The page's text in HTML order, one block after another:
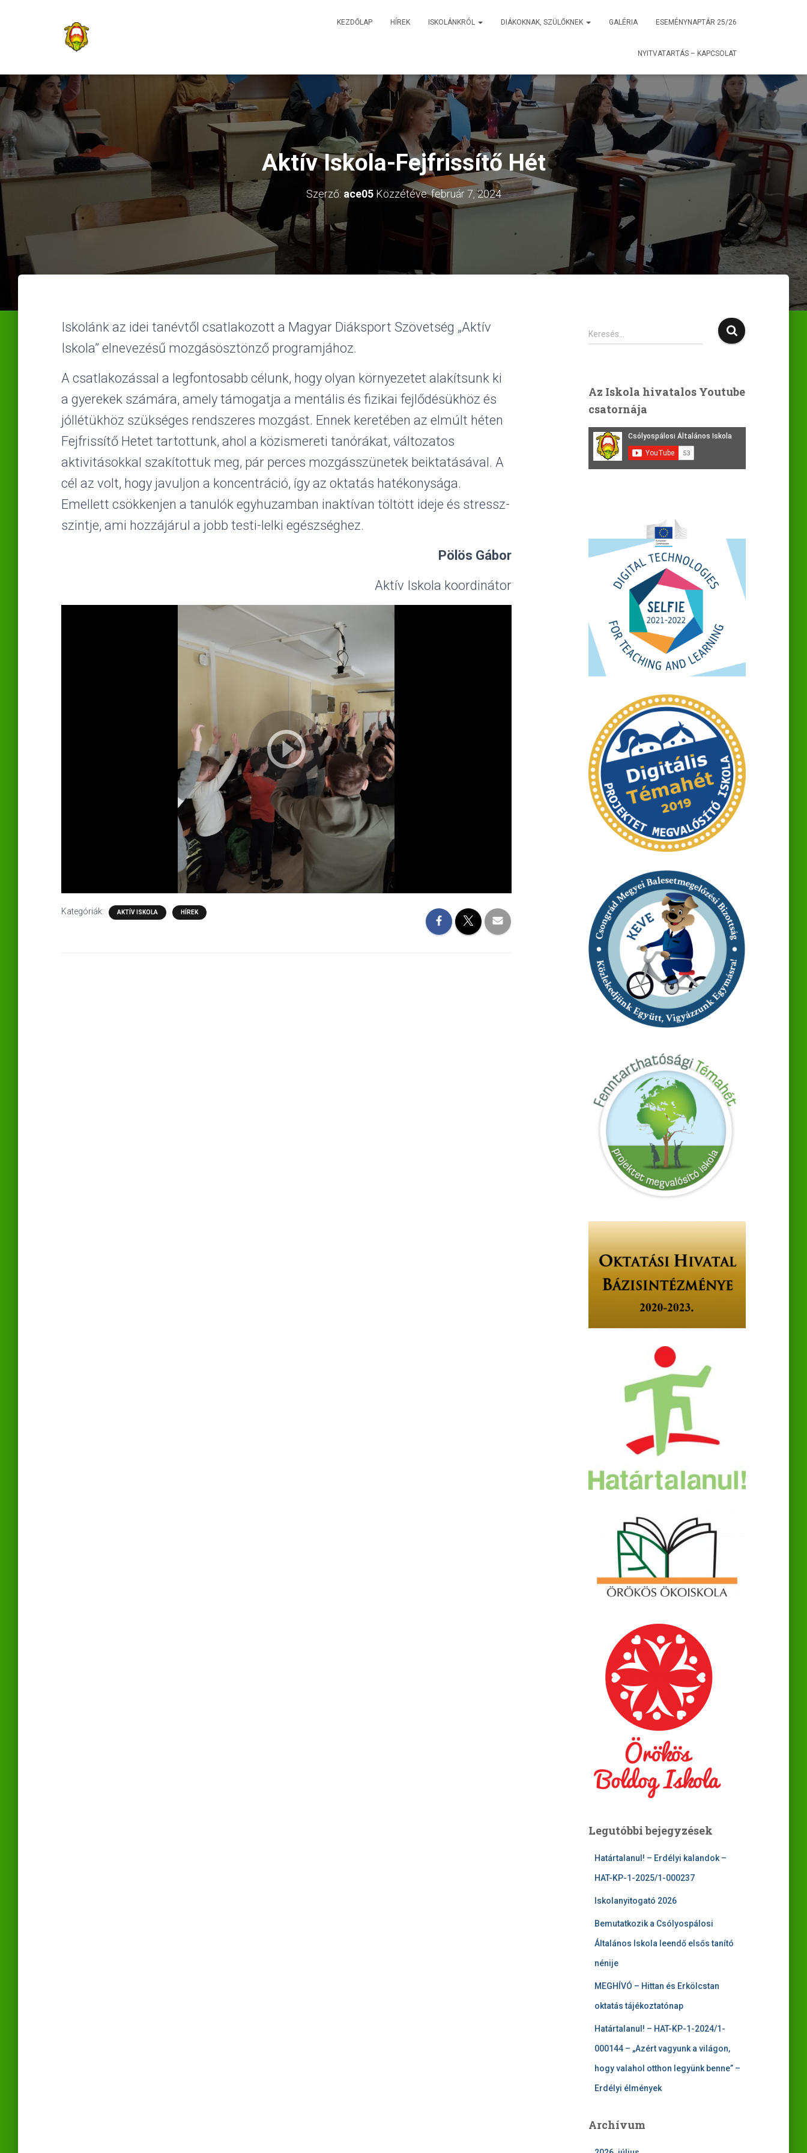
KEZDŐLAP HÍREK ISKOLÁNKRÓL DIÁKOKNAK, SZÜLŐKNEK GALÉRIA ESEMÉNYNAPTÁR 25/26
NYITVATARTÁS – KAPCSOLAT
Aktív Iskola-Fejfrissítő Hét
Szerző: ace05Közzétéve:február 7, 2024
Iskolánk az idei tanévtől csatlakozott a Magyar Diáksport Szövetség „Aktív
Iskola” elnevezésű mozgásösztönző programjához.
A csatlakozással a legfontosabb célunk, hogy olyan környezetet alakítsunk ki
a gyerekek számára, amely támogatja a mentális és fizikai fejlődésükhöz és
jóllétükhöz szükséges rendszeres mozgást. Ennek keretében az elmúlt héten
Fejfrissítő Hetet tartottunk, ahol a közismereti tanórákat, változatos
aktivitásokkal szakítottuk meg, pár perces mozgásszünetek beiktatásával. A
cél az volt, hogy javuljon a koncentráció, így az oktatás hatékonysága.
Emellett csökkenjen a tanulók egyhuzamban inaktívan töltött ideje és stressz-
szintje, ami hozzájárul a jobb testi-lelki egészséghez.
Pölös Gábor
Aktív Iskola koordinátor
Kategóriák: AKTÍV ISKOLA HÍREK
K
e
é
s
Keresés…
Az Iskola hivatalos Youtube
csatornája
Legutóbbi bejegyzések
Határtalanul! – Erdélyi kalandok –
HAT-KP-1-2025/1-000237
Iskolanyitogató 2026
Bemutatkozik a Csólyospálosi
Általános Iskola leendő elsős tanító
nénije
MEGHÍVÓ – Hittan és Erkölcstan
oktatás tájékoztatónap
Határtalanul! – HAT-KP-1-2024/1-
000144 – „Azért vagyunk a világon,
hogy valahol otthon legyünk benne” –
Erdélyi élmények
Archívum